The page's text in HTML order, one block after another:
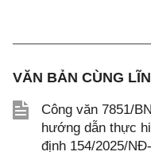
VĂN BẢN CÙNG
Công văn 7851/
hướng dẫn thực
định 154/2025/